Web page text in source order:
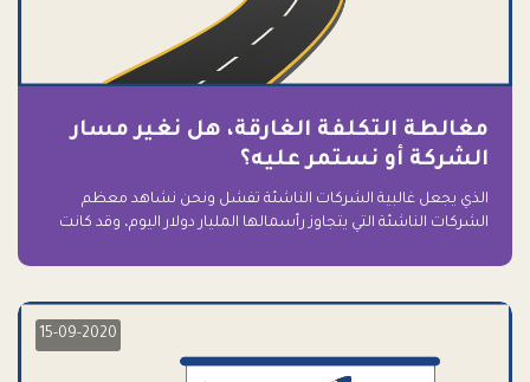
مغالطة التكلفة الغارقة، هل نغير مسار
الشركة أو نستمر عليه؟
الذي يجعل غالبية الشركات الناشئة تفشل ونحن نشاهد معظم
الشركات الناشئة التي يتجاوز رأسمالها المليار دولار اليوم، وقد كانت
15-09-2020